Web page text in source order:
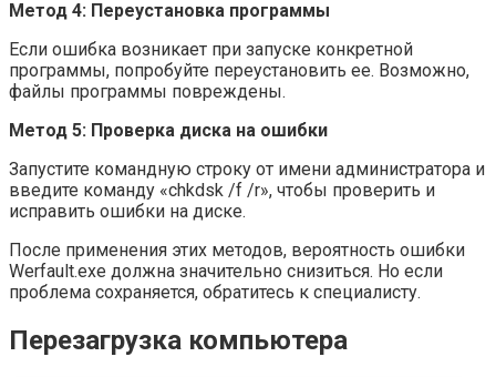
Метод 4: Переустановка программы
Если ошибка возникает при запуске конкретной
программы, попробуйте переустановить ее. Возможно,
файлы программы повреждены.
Метод 5: Проверка диска на ошибки
Запустите командную строку от имени администратора и
введите команду «chkdsk /f /r», чтобы проверить и
исправить ошибки на диске.
После применения этих методов, вероятность ошибки
Werfault.exe должна значительно снизиться. Но если
проблема сохраняется, обратитесь к специалисту.
Перезагрузка компьютера